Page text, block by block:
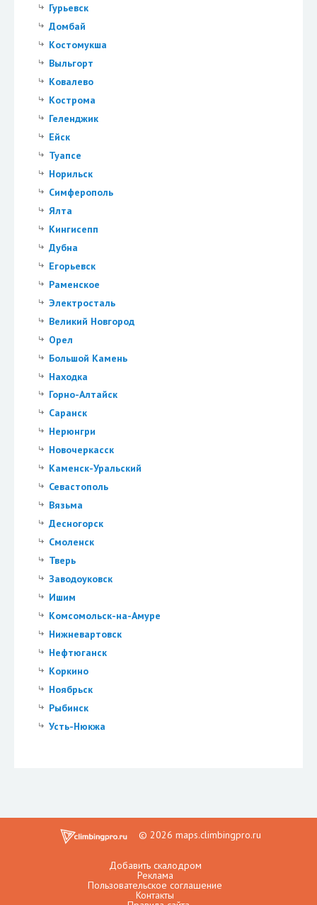
Гурьевск
Домбай
Костомукша
Выльгорт
Ковалево
Кострома
Геленджик
Ейск
Туапсе
Норильск
Симферополь
Ялта
Кингисепп
Дубна
Егорьевск
Раменское
Электросталь
Великий Новгород
Орел
Большой Камень
Находка
Горно-Алтайск
Саранск
Нерюнгри
Новочеркасск
Каменск-Уральский
Севастополь
Вязьма
Десногорск
Смоленск
Тверь
Заводоуковск
Ишим
Комсомольск-на-Амуре
Нижневартовск
Нефтюганск
Коркино
Ноябрьск
Рыбинск
Усть-Нюкжа
© 2026 maps.climbingpro.ru
Добавить скалодром
Реклама
Пользовательское соглашение
Контакты